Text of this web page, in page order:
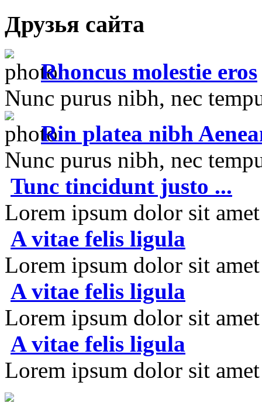
Друзья сайта
Rhoncus molestie eros
Nunc purus nibh, nec
Rin platea nibh
Nunc purus nibh, nec
Tunc tincidunt justo ...
Lorem ipsum dolor sit
A vitae felis ligula
Lorem ipsum dolor sit
A vitae felis ligula
Lorem ipsum dolor sit
A vitae felis ligula
Lorem ipsum dolor sit